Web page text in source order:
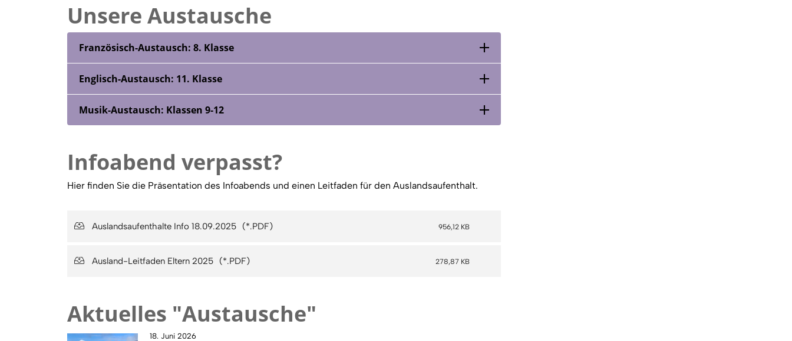
Unsere Austausche
Französisch-Austausch: 8. Klasse
Englisch-Austausch: 11. Klasse
Musik-Austausch: Klassen 9-12
Infoabend verpasst?
Hier finden Sie die Präsentation des Infoabends und einen Leitfaden für den Auslandsaufenthalt.
Auslandsaufenthalte Info 18.09.2025 956,12 KB
Ausland-Leitfaden Eltern 2025 278,87 KB
Aktuelles "Austausche"
18. Juni 2026